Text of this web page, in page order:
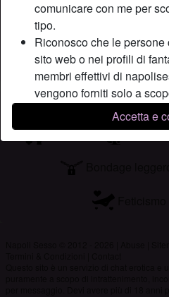
comunicare con me per
tipo.
Riconosco che le
sito web o nei profili di
membri effettivi di
vengono forniti solo a
Riconosco che
precedenti dei suoi
tenta altrimenti di
Accetta e
Sta cercando
Uomo, Etero, Asiatica,
Tags
Sex toys Sega